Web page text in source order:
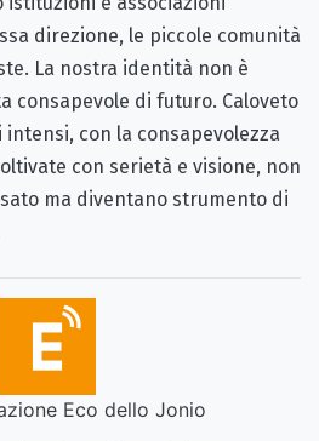
direzione, le piccole comunità
La nostra identità non è
consapevole di futuro. Caloveto
con la consapevolezza
con serietà e visione, non
ma diventano strumento di
Eco dello Jonio